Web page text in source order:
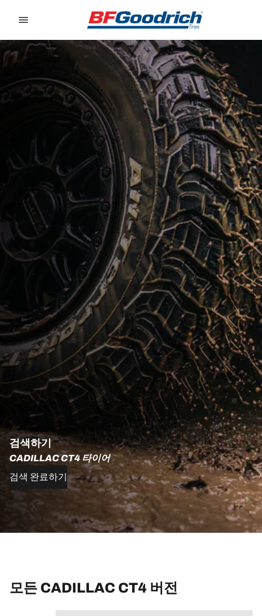
검색하기
CADILLAC CT4 타이어
검색 완료하기
모든 CADILLAC CT4 버전